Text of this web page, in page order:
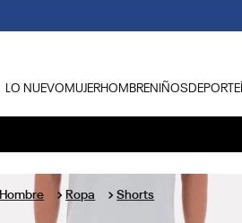
LO NUEVO MUJERHOMBRENIÑOSDEPORTE
Hombre Ropa Shorts
1.
tenis hombre
tenis reebok classics